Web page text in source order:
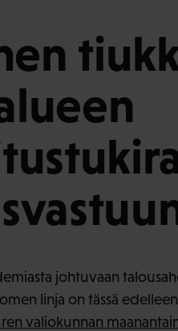
johtuvaan
linja on tässä
valiokunnan